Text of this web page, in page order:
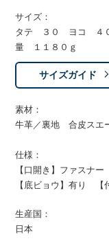
サイズ：
タテ ３０ ヨコ ４
量 １１８０ｇ
サイズガイド
素材：
牛革／裏地 合皮スエ
仕様：
【口開き】ファスナ
【底ビョウ】有り 【
生産国：
日本